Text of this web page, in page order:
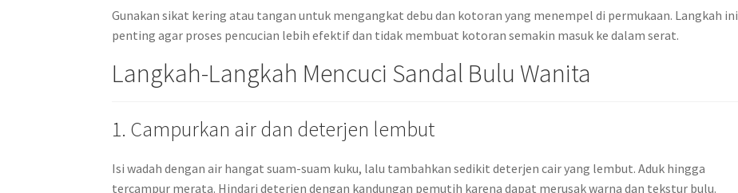
Gunakan sikat kering atau tangan untuk mengangkat debu dan kotoran yang menempel di permukaan. Langkah ini
penting agar proses pencucian lebih efektif dan tidak membuat kotoran semakin masuk ke dalam serat.
Langkah-Langkah Mencuci Sandal Bulu Wanita
1. Campurkan air dan deterjen lembut
Isi wadah dengan air hangat suam-suam kuku, lalu tambahkan sedikit deterjen cair yang lembut. Aduk hingga
tercampur merata. Hindari deterjen dengan kandungan pemutih karena dapat merusak warna dan tekstur bulu.